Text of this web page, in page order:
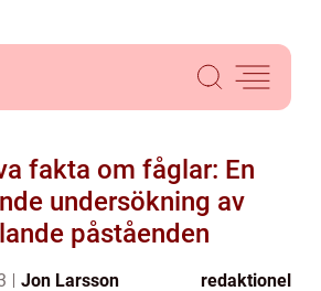
fakta om fåglar: En
undersökning av
påståenden
Jon Larsson redaktionel